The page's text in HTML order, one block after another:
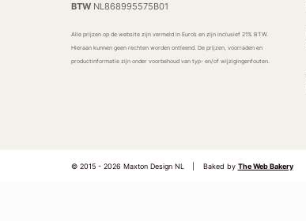
BTWNL868995575B01
Alle prijzen op de website zijn vermeld in Euro’s en zijn inclusief 21% BTW.
Hieraan kunnen geen rechten worden ontleend. De prijzen, voorraden en
productinformatie zijn onder voorbehoud van typ- en/of wijzigingenfouten.
© 2015 - 2026 Maxton Design NL Baked by The Web Bakery